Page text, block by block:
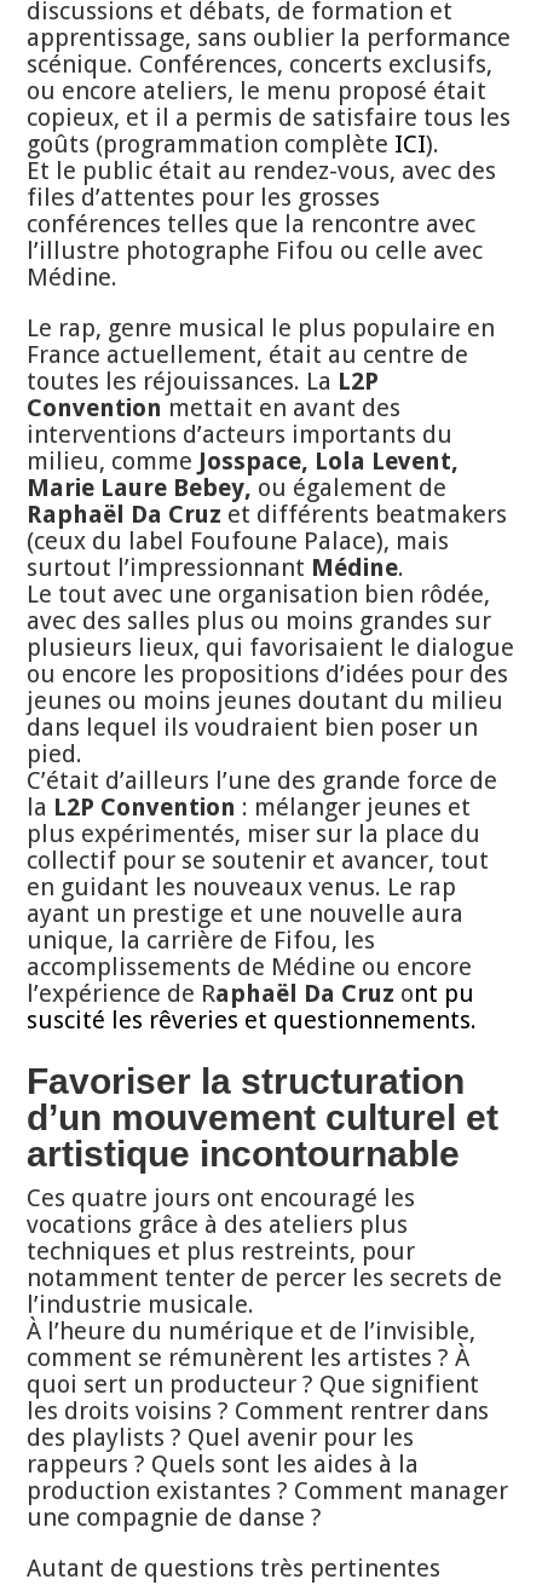
discussions et débats, de formation et
apprentissage, sans oublier la performance
scénique. Conférences, concerts exclusifs,
ou encore ateliers, le menu proposé était
copieux, et il a permis de satisfaire tous les
goûts (programmation complète ICI).
Et le public était au rendez-vous, avec des
files d’attentes pour les grosses
conférences telles que la rencontre avec
l’illustre photographe Fifou ou celle avec
Médine.
Le rap, genre musical le plus populaire en
France actuellement, était au centre de
toutes les réjouissances. La L2P
Convention mettait en avant des
interventions d’acteurs importants du
milieu, comme Josspace, Lola Levent,
Marie Laure Bebey, ou également de
Raphaël Da Cruz et différents beatmakers
(ceux du label Foufoune Palace), mais
surtout l’impressionnant Médine.
Le tout avec une organisation bien rôdée,
avec des salles plus ou moins grandes sur
plusieurs lieux, qui favorisaient le dialogue
ou encore les propositions d’idées pour des
jeunes ou moins jeunes doutant du milieu
dans lequel ils voudraient bien poser un
pied.
C’était d’ailleurs l’une des grande force de
la L2P Convention : mélanger jeunes et
plus expérimentés, miser sur la place du
collectif pour se soutenir et avancer, tout
en guidant les nouveaux venus. Le rap
ayant un prestige et une nouvelle aura
unique, la carrière de Fifou, les
accomplissements de Médine ou encore
l’expérience de Raphaël Da Cruz ont pu
suscité les rêveries et questionnements.
Favoriser la structuration
d’un mouvement culturel et
artistique incontournable
Ces quatre jours ont encouragé les
vocations grâce à des ateliers plus
techniques et plus restreints, pour
notamment tenter de percer les secrets de
l’industrie musicale.
À l’heure du numérique et de l’invisible,
comment se rémunèrent les artistes ? À
quoi sert un producteur ? Que signifient
les droits voisins ? Comment rentrer dans
des playlists ? Quel avenir pour les
rappeurs ? Quels sont les aides à la
production existantes ? Comment manager
une compagnie de danse ?
Autant de questions très pertinentes